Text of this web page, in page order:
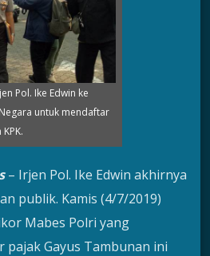
Pol. Ike Edwin ke
untuk mendaftar
– Irjen Pol. Ike Edwin akhirnya
publik. Kamis (4/7/2019)
Mabes Polri yang
Gayus Tambunan ini